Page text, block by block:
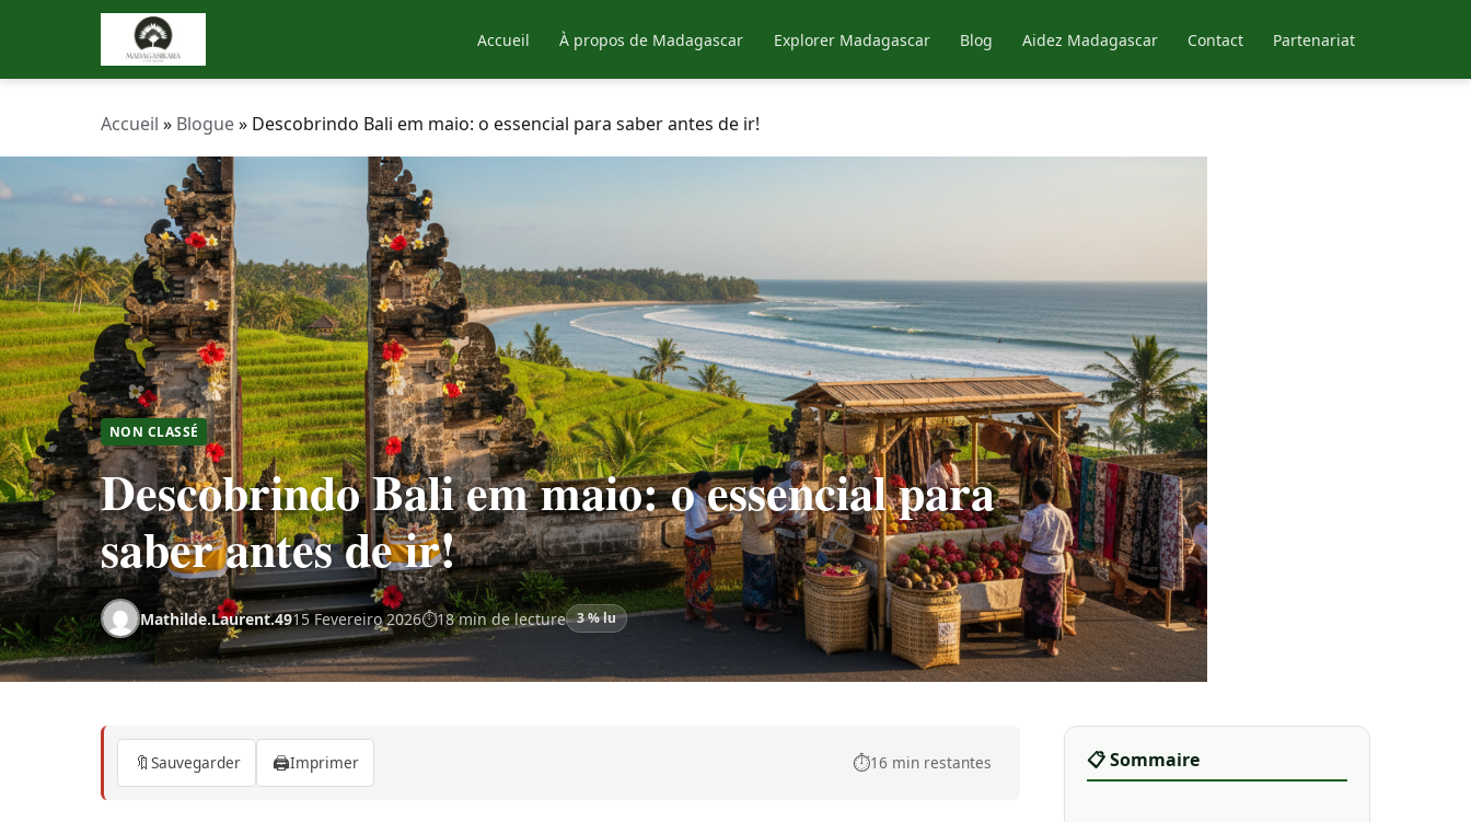
Accueil À propos de Madagascar Explorer Madagascar Blog Aidez Madagascar Contact Partenariat
Accueil » Blogue» Descobrindo Bali em maio: o essencial para saber antes de ir!
NON CLASSÉ
Descobrindo Bali em maio: o essencial para
saber antes de ir!
Mathilde.Laurent.4915 Fevereiro 2026 18 min de lecture 3 % lu
🔖 Sauvegarder 🖨️Imprimer ⏱️16 min restantes 📋 Sommaire